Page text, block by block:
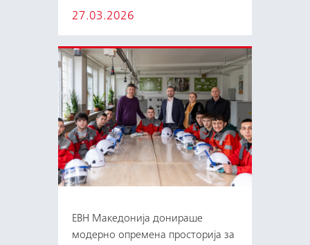
27.03.2026
ЕВН Македонија донираше
модерно опремена просторија за